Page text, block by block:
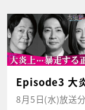
Episode3 大
8月5日(水)放送分